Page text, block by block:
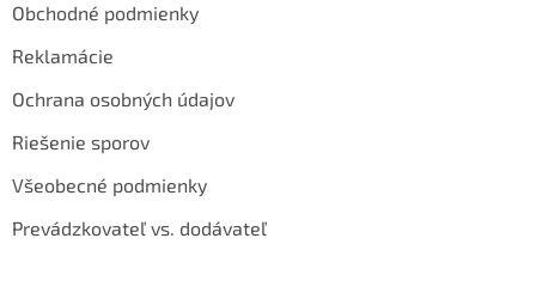
Obchodné podmienky
Reklamácie
Ochrana osobných údajov
Riešenie sporov
Všeobecné podmienky
Prevádzkovateľ vs. dodávateľ